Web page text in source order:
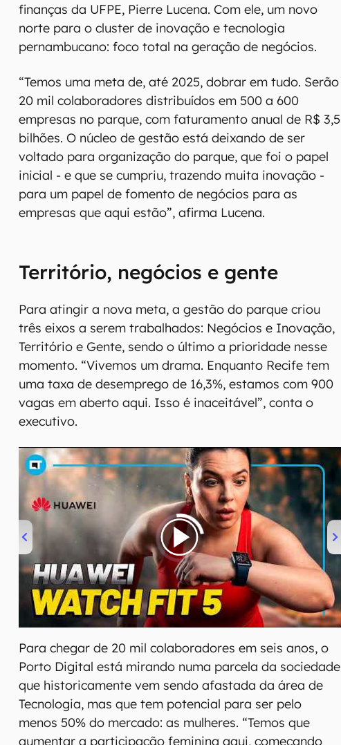
finanças da UFPE, Pierre Lucena. Com ele, um novo
norte para o cluster de inovação e tecnologia
pernambucano: foco total na geração de negócios.
“Temos uma meta de, até 2025, dobrar em tudo. Serão
20 mil colaboradores distribuídos em 500 a 600
empresas no parque, com faturamento anual de R$ 3,5
bilhões. O núcleo de gestão está deixando de ser
voltado para organização do parque, que foi o papel
inicial - e que se cumpriu, trazendo muita inovação -
para um papel de fomento de negócios para as
empresas que aqui estão”, afirma Lucena.
Território, negócios e gente
Para atingir a nova meta, a gestão do parque criou
três eixos a serem trabalhados: Negócios e Inovação,
Território e Gente, sendo o último a prioridade nesse
momento. “Vivemos um drama. Enquanto Recife tem
uma taxa de desemprego de 16,3%, estamos com 900
vagas em aberto aqui. Isso é inaceitável”, conta o
executivo.
00:00/04:51
Para chegar de 20 mil colaboradores em seis anos, o
Porto Digital está mirando numa parcela da sociedade
que historicamente vem sendo afastada da área de
Tecnologia, mas que tem potencial para ser pelo
menos 50% do mercado: as mulheres. “Temos que
aumentar a participação feminina aqui, começando